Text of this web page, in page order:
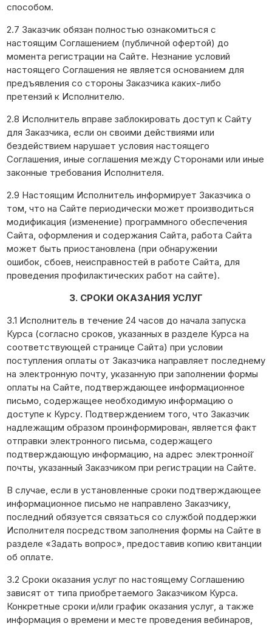
способом.
2.7 Заказчик обязан полностью ознакомиться с
настоящим Соглашением (публичной офертой) до
момента регистрации на Сайте. Незнание условий
настоящего Соглашения не является основанием для
предъявления со стороны Заказчика каких-либо
претензий к Исполнителю.
2.8 Исполнитель вправе заблокировать доступ к Сайту
для Заказчика, если он своими действиями или
бездействием нарушает условия настоящего
Соглашения, иные соглашения между Сторонами или иные
законные требования Исполнителя.
2.9 Настоящим Исполнитель информирует Заказчика о
том, что на Сайте периодически может производиться
модификация (изменение) программного обеспечения
Сайта, оформления и содержания Сайта, работа Сайта
может быть приостановлена (при обнаружении
ошибок, сбоев, неисправностей в работе Сайта, для
проведения профилактических работ на сайте).
3. СРОКИ ОКАЗАНИЯ УСЛУГ
3.1 Исполнитель в течение 24 часов до начала запуска
Курса (согласно сроков, указанных в разделе Курса на
соответствующей странице Сайта) при условии
поступления оплаты от Заказчика направляет последнему
на электронную почту, указанную при заполнении формы
оплаты на Сайте, подтверждающее информационное
письмо, содержащее необходимую информацию о
доступе к Курсу. Подтверждением того, что Заказчик
надлежащим образом проинформирован, является факт
отправки электронного письма, содержащего
подтверждающую информацию, на адрес электронной̆
почты, указанный Заказчиком при регистрации на Сайте.
В случае, если в установленные сроки подтверждающее
информационное письмо не направлено Заказчику,
последний обязуется связаться со службой поддержки
Исполнителя посредством заполнения формы на Сайте в
разделе «Задать вопрос», предоставив копию квитанции
об оплате.
3.2 Сроки оказания услуг по настоящему Соглашению
зависят от типа приобретаемого Заказчиком Курса.
Конкретные сроки и/или график оказания услуг, а также
информация о времени и месте проведения вебинаров,